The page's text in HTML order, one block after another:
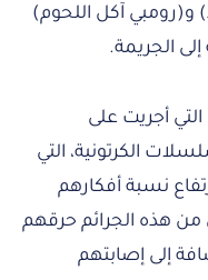
و(رومبي آكل اللحوم)
الجريمة.
التي أجريت على
الكرتونية، التي
نسبة أفكارهم
وأنّ من هذه الجرائم حرقهم
إلى إصابتهم